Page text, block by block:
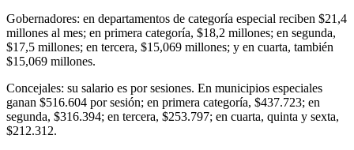
Gobernadores: en departamentos de categoría especial reciben $21,4
millones al mes; en primera categoría, $18,2 millones; en segunda,
$17,5 millones; en tercera, $15,069 millones; y en cuarta, también
$15,069 millones.
Concejales: su salario es por sesiones. En municipios especiales
ganan $516.604 por sesión; en primera categoría, $437.723; en
segunda, $316.394; en tercera, $253.797; en cuarta, quinta y sexta,
$212.312.